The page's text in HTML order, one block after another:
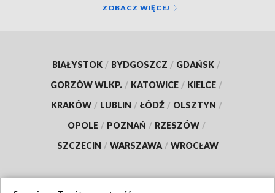
ZOBACZ WIĘCEJ
BIAŁYSTOK / BYDGOSZCZ / GDAŃSK /
GORZÓW WLKP. / KATOWICE / KIELCE /
KRAKÓW / LUBLIN / ŁÓDŹ / OLSZTYN /
OPOLE / POZNAŃ / RZESZÓW /
SZCZECIN / WARSZAWA / WROCŁAW